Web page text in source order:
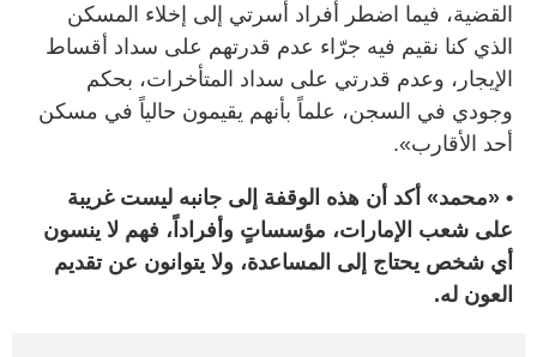
القضية، فيما اضطر أفراد أسرتي إلى إخلاء المسكن
الذي كنا نقيم فيه جرّاء عدم قدرتهم على سداد أقساط
الإيجار، وعدم قدرتي على سداد المتأخرات، بحكم
وجودي في السجن، علماً بأنهم يقيمون حالياً في مسكن
أحد الأقارب».
• «محمد» أكد أن هذه الوقفة إلى جانبه ليست غريبة
على شعب الإمارات، مؤسساتٍ وأفراداً، فهم لا ينسون
أي شخص يحتاج إلى المساعدة، ولا يتوانون عن تقديم
العون له.